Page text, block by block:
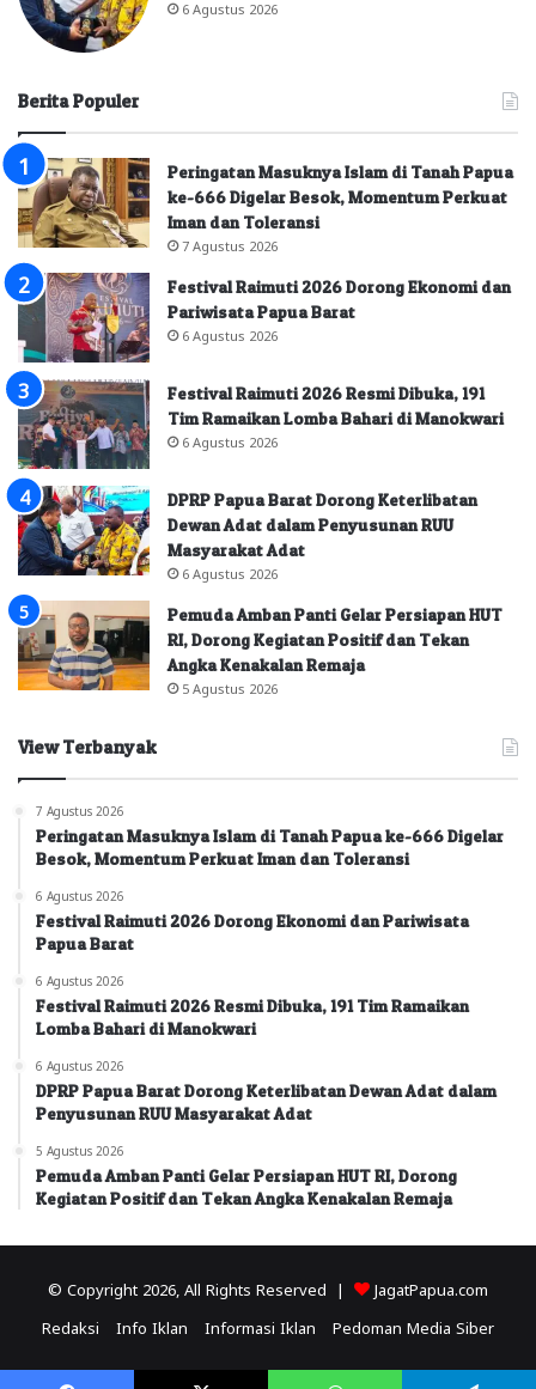
6 Agustus 2026
Berita Populer
Peringatan Masuknya Islam di Tanah Papua
ke-666 Digelar Besok, Momentum Perkuat
Iman dan Toleransi
7 Agustus 2026
Festival Raimuti 2026 Dorong Ekonomi dan
Pariwisata Papua Barat
6 Agustus 2026
Festival Raimuti 2026 Resmi Dibuka, 191
Tim Ramaikan Lomba Bahari di Manokwari
6 Agustus 2026
DPRP Papua Barat Dorong Keterlibatan
Dewan Adat dalam Penyusunan RUU
Masyarakat Adat
6 Agustus 2026
Pemuda Amban Panti Gelar Persiapan HUT
RI, Dorong Kegiatan Positif dan Tekan
Angka Kenakalan Remaja
5 Agustus 2026
View Terbanyak
7 Agustus 2026
Peringatan Masuknya Islam di Tanah Papua ke-666 Digelar
Besok, Momentum Perkuat Iman dan Toleransi
6 Agustus 2026
Festival Raimuti 2026 Dorong Ekonomi dan Pariwisata
Papua Barat
6 Agustus 2026
Festival Raimuti 2026 Resmi Dibuka, 191 Tim Ramaikan
Lomba Bahari di Manokwari
6 Agustus 2026
DPRP Papua Barat Dorong Keterlibatan Dewan Adat dalam
Penyusunan RUU Masyarakat Adat
5 Agustus 2026
Pemuda Amban Panti Gelar Persiapan HUT RI, Dorong
Kegiatan Positif dan Tekan Angka Kenakalan Remaja
© Copyright 2026, All Rights Reserved | JagatPapua.com
Redaksi Info Iklan Informasi Iklan Pedoman Media Siber